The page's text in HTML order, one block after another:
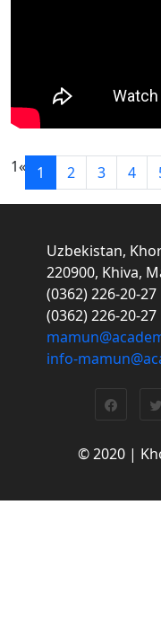
1« 1 2 3 4
Uzbekistan,
220900, Khiva,
(0362) 226-20-27
(0362) 226-20-27
info-
© 2020 |